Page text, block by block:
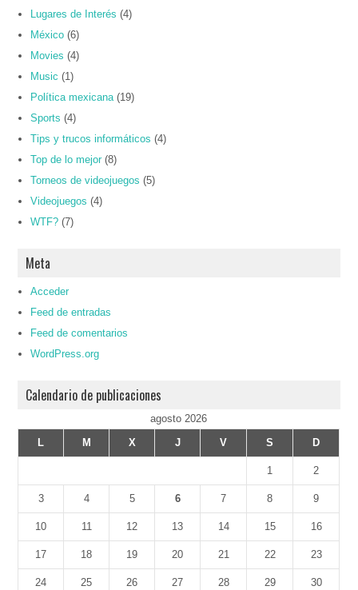
Lugares de Interés (4)
México (6)
Movies (4)
Music (1)
Política mexicana (19)
Sports (4)
Tips y trucos informáticos (4)
Top de lo mejor (8)
Torneos de videojuegos (5)
Videojuegos (4)
WTF? (7)
Meta
Acceder
Feed de entradas
Feed de comentarios
WordPress.org
Calendario de publicaciones
agosto 2026
L
M X J V S D
1 2
3 4 5 6 7 8 9
10 11 12 13 14 15 16
17 18 19 20 21 22 23
24 25 26 27 28 29 30